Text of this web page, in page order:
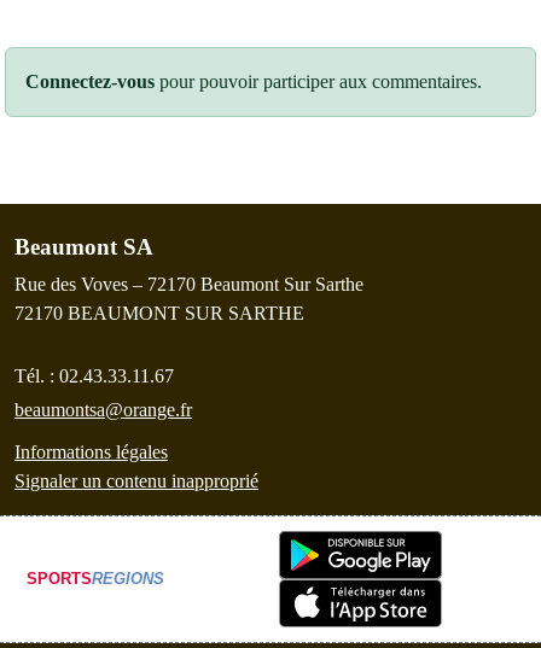
Connectez-vous pour pouvoir participer aux commentaires.
Beaumont SA
Rue des Voves – 72170 Beaumont Sur Sarthe
72170 BEAUMONT SUR SARTHE
Tél. : 02.43.33.11.67
beaumontsa@orange.fr
Informations légales
Signaler un contenu inapproprié
SPORTSREGIONS